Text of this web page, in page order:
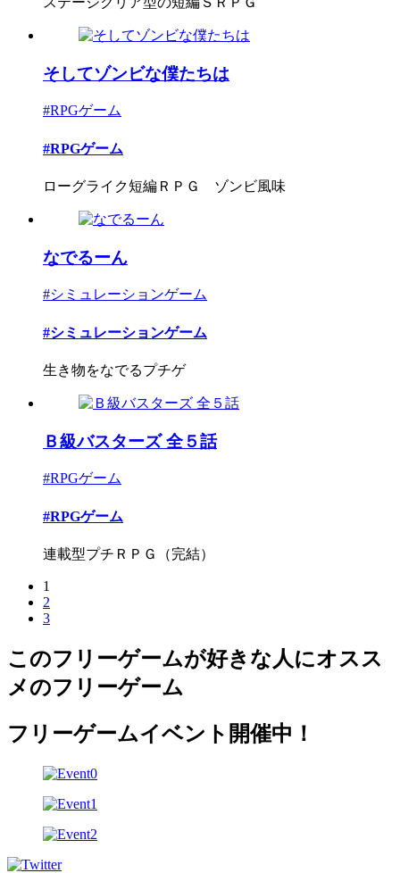
そしてゾンビな僕たちは
#RPGゲーム
#RPGゲーム
ローグライク短編ＲＰＧ ゾンビ風味
なでるーん
#シミュレーションゲーム
#シミュレーションゲーム
生き物をなでるプチゲ
Ｂ級バスターズ 全５話
#RPGゲーム
#RPGゲーム
連載型プチＲＰＧ（完結）
1
2
3
このフリーゲームが好きな人にオスス
メのフリーゲーム
フリーゲームイベント開催中！